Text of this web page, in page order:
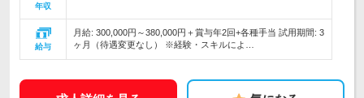
年収
給与
月給: 300,000円～380,000円＋賞与年2回+各種手当 試用期間: 3
ヶ月（待遇変更なし） ※経験・スキルによ…